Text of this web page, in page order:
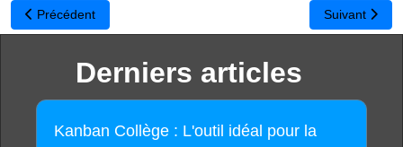
Article précédent : Nouvelle norme AFNOR du clavier français :
Précédent Article
Suivant
Derniers articles
Kanban Collège : L'outil idéal pour la